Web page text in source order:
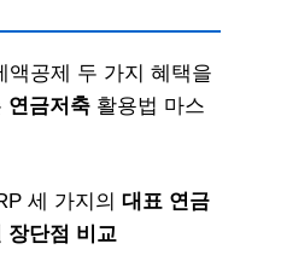
액공제 두 가지 혜택을
연금저축활용법 마스
세 가지의 대표 연금
장단점 비교